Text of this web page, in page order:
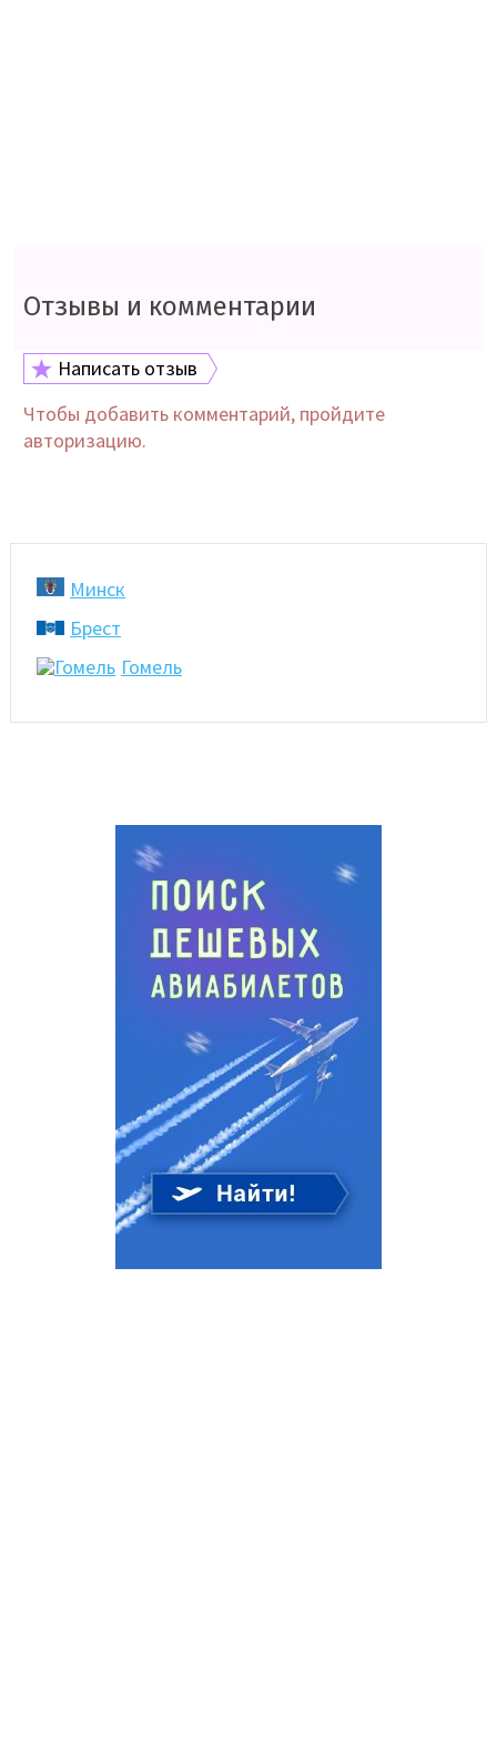
Отзывы и комментарии
Написать отзыв
Чтобы добавить комментарий, пройдите
авторизацию.
Минск
Брест
Гомель